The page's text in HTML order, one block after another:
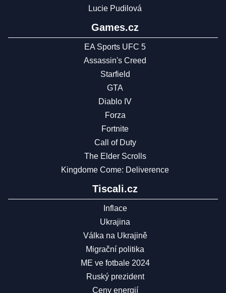
Lucie Pudilová
Games.cz
EA Sports UFC 5
Assassin's Creed
Starfield
GTA
Diablo IV
Forza
Fortnite
Call of Duty
The Elder Scrolls
Kingdome Come: Deliverence
Tiscali.cz
Inflace
Ukrajina
Válka na Ukrajině
Migrační politika
ME ve fotbale 2024
Ruský prezident
Ceny energií